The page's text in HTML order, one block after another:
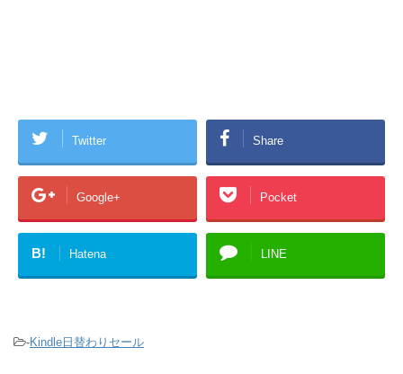
Twitter Share
Google+ Pocket
B! Hatena LINE
-Kindle日替わりセール